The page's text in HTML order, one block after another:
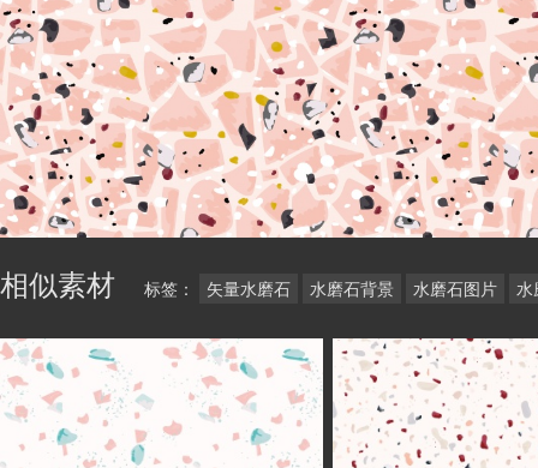
相似素材 标签： 矢量水磨石 水磨石背景 水磨石图片 水